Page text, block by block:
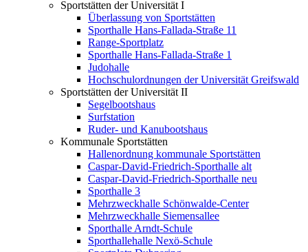
Sportstätten der Universität I
Überlassung von Sportstätten
Sporthalle Hans-Fallada-Straße 11
Range-Sportplatz
Sporthalle Hans-Fallada-Straße 1
Judohalle
Hochschulordnungen der Universität Greifswald
Sportstätten der Universität II
Segelbootshaus
Surfstation
Ruder- und Kanubootshaus
Kommunale Sportstätten
Hallenordnung kommunale Sportstätten
Caspar-David-Friedrich-Sporthalle alt
Caspar-David-Friedrich-Sporthalle neu
Sporthalle 3
Mehrzweckhalle Schönwalde-Center
Mehrzweckhalle Siemensallee
Sporthalle Arndt-Schule
Sporthallehalle Nexö-Schule